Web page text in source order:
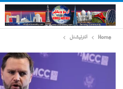
Home انٹرنیشنل